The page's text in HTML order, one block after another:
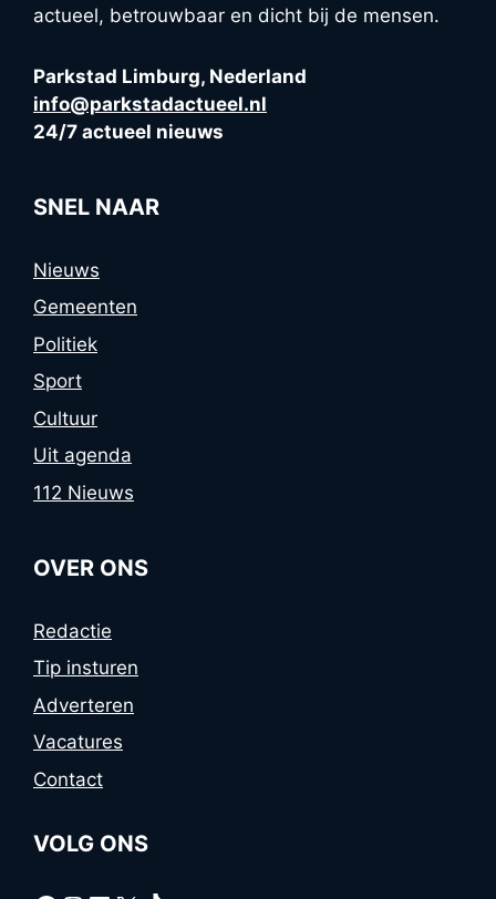
actueel, betrouwbaar en dicht bij de mensen.
Parkstad Limburg, Nederland
info@parkstadactueel.nl
24/7 actueel nieuws
SNEL NAAR
Nieuws
Gemeenten
Politiek
Sport
Cultuur
Uit agenda
112 Nieuws
OVER ONS
Redactie
Tip insturen
Adverteren
Vacatures
Contact
VOLG ONS